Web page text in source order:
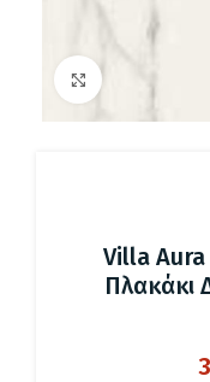
Villa
Πλακάκι